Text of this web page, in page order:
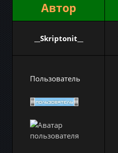
Автор
__Skriptonit__
Пользователь